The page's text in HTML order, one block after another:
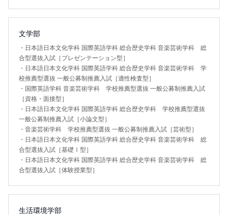
文学部
・ 日本語日本文化学科 国際英語学科 総合歴史学科 音楽芸術学科 総
合型選抜入試［プレゼンテーション型］
・ 日本語日本文化学科 国際英語学科 総合歴史学科 音楽芸術学科 学
校推薦型選抜 一般公募制推薦入試［適性検査型］
・ 国際英語学科 音楽芸術学科 学校推薦型選抜 一般公募制推薦入試
［資格・面接型］
・ 日本語日本文化学科 国際英語学科 総合歴史学科 学校推薦型選抜
一般公募制推薦入試［小論文型］
・ 音楽芸術学科 学校推薦型選抜 一般公募制推薦入試［芸術型］
・ 日本語日本文化学科 国際英語学科 総合歴史学科 音楽芸術学科 総
合型選抜入試［基礎Ⅰ型］
・ 日本語日本文化学科 国際英語学科 総合歴史学科 音楽芸術学科 総
合型選抜入試［体験授業型］
生活環境学部